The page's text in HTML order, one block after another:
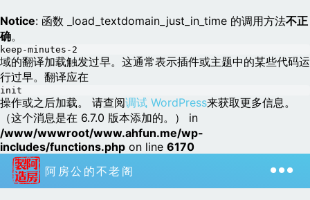
Notice: 函数 _load_textdomain_just_in_time 的调用方法不正
确。
keep-minutes-2
域的翻译加载触发过早。这通常表示插件或主题中的某些代码运
行过早。翻译应在
init
操作或之后加载。 请查阅调试 WordPress来获取更多信息。
（这个消息是在 6.7.0 版本添加的。） in
/www/wwwroot/www.ahfun.me/wp-
includes/functions.php on line 6170
阿房公的不老阁